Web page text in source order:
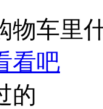
物车里
看吧
的